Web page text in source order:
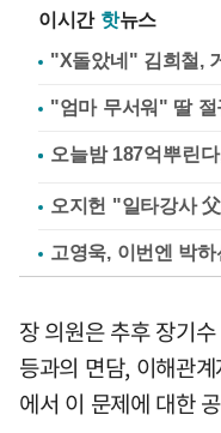
이시간 핫뉴스
"X돌았네" 김희철,
"엄마 무서워" 딸
오지헌 "일타강사
고영욱, 이번엔 박
장 의원은 추후 장기
등과의 면담, 이해관
에서 이 문제에 대한